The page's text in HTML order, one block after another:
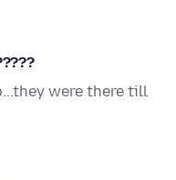
were there till